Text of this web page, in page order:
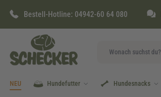
Zur Hauptnavigation springen
Bestell-Hotline: 04942-60 64 080
NEU Hundefutter Hundesnacks